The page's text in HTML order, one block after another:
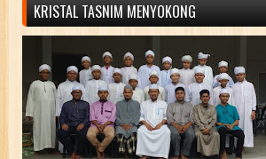
KRISTAL TASNIM MENYOKONG